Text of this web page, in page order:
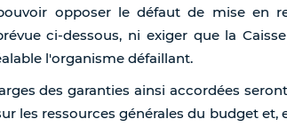
opposer le défaut de mise en
ci-dessous, ni exiger que la
l'organisme défaillant.
des garanties ainsi accordées
les ressources générales du budget et,